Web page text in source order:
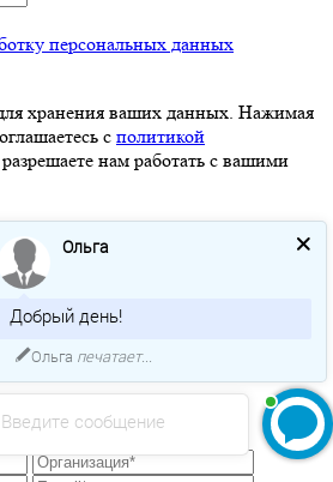
персональных данных
хранения ваших данных. Нажимая
с политикой
нам работать с вашими
- просто оставьте это поле пустым и вы
на активацию.
Введите сообщение
Ольга
Добрый день!
Ольга печатает...